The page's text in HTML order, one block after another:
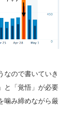
なので書いていき
と「覚悟」が必要
噛み締めながら厳